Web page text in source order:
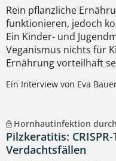
Rein pflanzliche
funktionieren, jedoch
Ein Kinder- und
Veganismus nichts für
Ernährung vorteilhaft
Ein Interview von Eva
Hornhautinfektion
Pilzkeratitis:
Verdachtsfällen